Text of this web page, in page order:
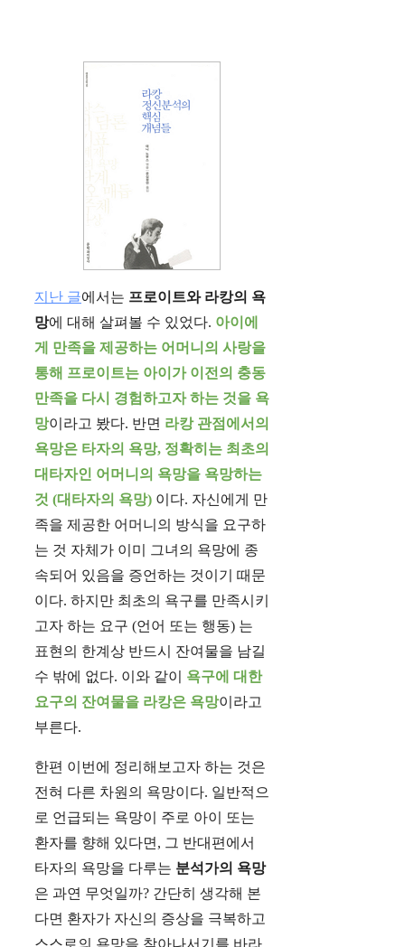
지난 글에서는 프로이트와 라캉의 욕
망에 대해 살펴볼 수 있었다. 아이에
게 만족을 제공하는 어머니의 사랑을
통해 프로이트는 아이가 이전의 충동
만족을 다시 경험하고자 하는 것을 욕
망이라고 봤다. 반면 라캉 관점에서의
욕망은 타자의 욕망, 정확히는 최초의
대타자인 어머니의 욕망을 욕망하는
것 (대타자의 욕망) 이다. 자신에게 만
족을 제공한 어머니의 방식을 요구하
는 것 자체가 이미 그녀의 욕망에 종
속되어 있음을 증언하는 것이기 때문
이다. 하지만 최초의 욕구를 만족시키
고자 하는 요구 (언어 또는 행동) 는
표현의 한계상 반드시 잔여물을 남길
수 밖에 없다. 이와 같이 욕구에 대한
요구의 잔여물을 라캉은 욕망이라고
부른다.
한편 이번에 정리해보고자 하는 것은
전혀 다른 차원의 욕망이다. 일반적으
로 언급되는 욕망이 주로 아이 또는
환자를 향해 있다면, 그 반대편에서
타자의 욕망을 다루는 분석가의 욕망
은 과연 무엇일까? 간단히 생각해 본
다면 환자가 자신의 증상을 극복하고